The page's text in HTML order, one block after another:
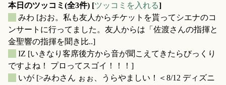
本日のツッコミ(全3件) [ツッコミを入れる]
みわ [おお。私も友人からチケットを貰ってシエナのコ
ンサートに行ってました。友人からは「佐渡さんの指揮と
金聖響の指揮を聞き比..]
IZ [いきなり客席後方から音が聞こえてきたらびっくり
ですよね！ プロってスゴイ！！！]
いが [>みわさん ぉぉ、うらやましい！＜8/12 ディズニ